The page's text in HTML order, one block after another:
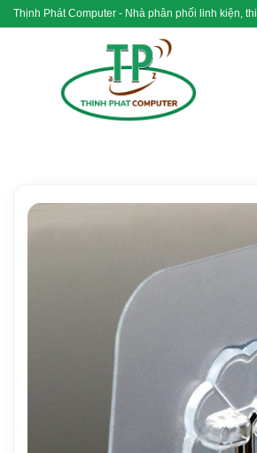
Bỏ
qua
Thịnh Phát Computer - Nhà phân phối linh kiện,